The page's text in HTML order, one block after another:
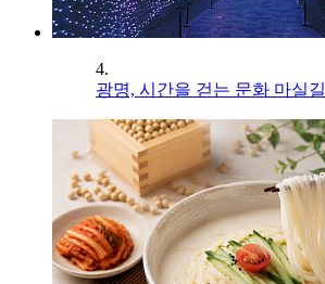
4.
광명, 시간을 걷는 문화 마실길